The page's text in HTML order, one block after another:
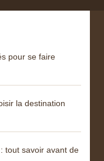
pour se faire
la destination
tout savoir avant de